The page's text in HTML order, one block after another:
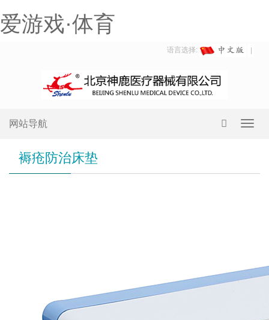
爱游戏·体育
语言选择:
网站导航
褥疮防治床垫